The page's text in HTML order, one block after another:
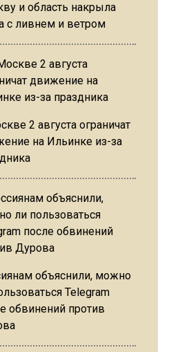
и область накрыла
с ливнем и ветром
2 августа ограничат
на Ильинке из-за
объяснили, можно
Telegram
обвинений против